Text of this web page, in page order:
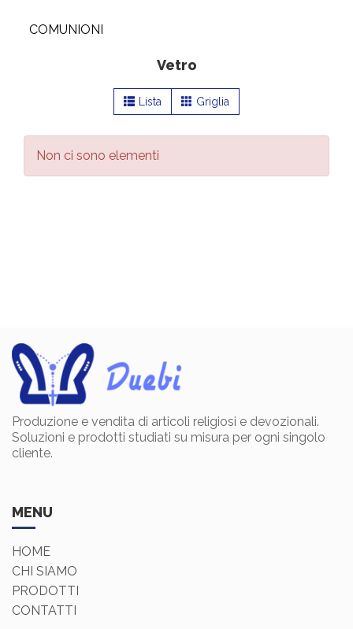
COMUNIONI
Vetro
Lista Griglia
Non ci sono elementi
Produzione e vendita di articoli religiosi e devozionali.
Soluzioni e prodotti studiati su misura per ogni singolo
cliente.
MENU
HOME
CHI SIAMO
PRODOTTI
CONTATTI